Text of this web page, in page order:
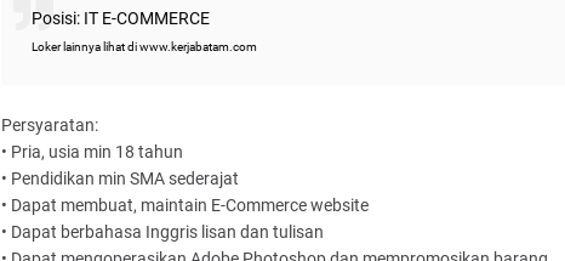
Posisi: IT E-COMMERCE
Loker lainnya lihat di www.kerjabatam.com
Persyaratan:
• Pria, usia min 18 tahun
• Pendidikan min SMA sederajat
• Dapat membuat, maintain E-Commerce website
• Dapat berbahasa Inggris lisan dan tulisan